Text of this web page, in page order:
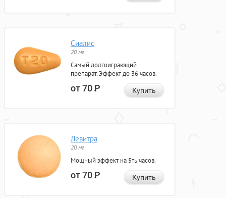
Сиалис
20 мг
Самый долгоиграющий
препарат. Эффект до 36 часов.
от 70Р Купить
Левитра
20 мг
Мощный эффект на 5ть часов.
от 70Р Купить